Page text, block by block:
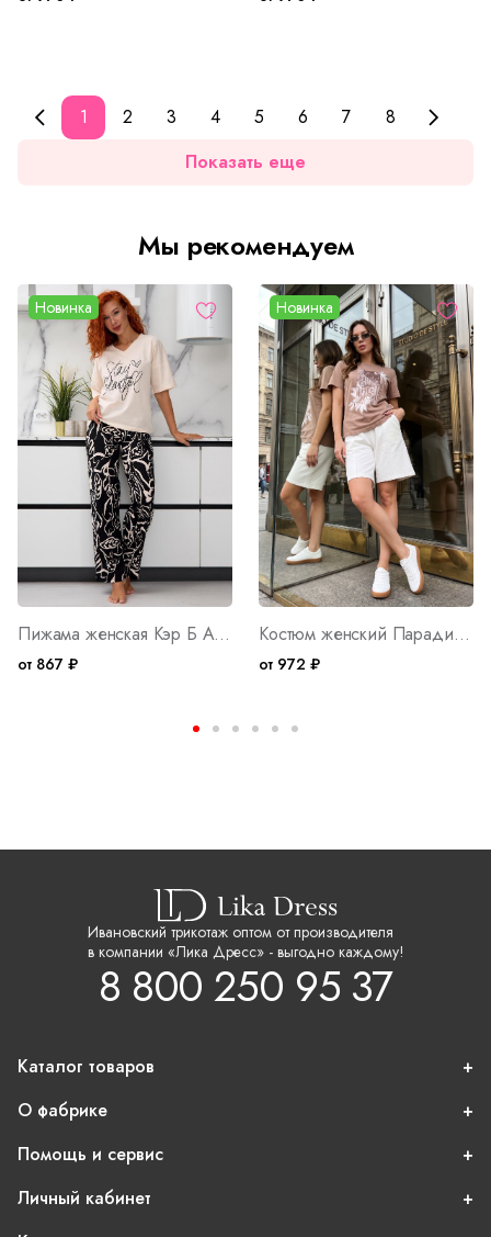
1 2 3 4 5 6 7
8
Показать еще
Мы рекомендуем
Новинка
Пижама женская Кэр Б Арт. 10401
от 867 ₽
Новинка
Костюм женский Парадиз М Арт. 10404
от 972 ₽
Ивановский трикотаж оптом от производителя
в компании «Лика Дресс» - выгодно каждому!
8 800 250 95 37
Каталог товаров
О фабрике
Помощь и сервис
Личный кабинет